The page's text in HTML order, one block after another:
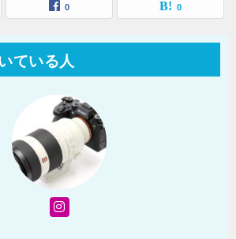
0 0
ている人